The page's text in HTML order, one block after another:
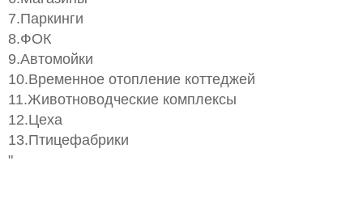
7.Паркинги
8.ФОК
9.Автомойки
10.Временное отопление коттеджей
11.Животноводческие комплексы
12.Цеха
13.Птицефабрики
"